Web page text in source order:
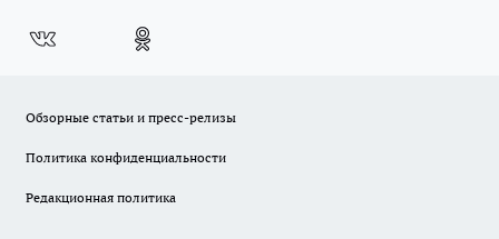
Обзорные статьи и пресс-релизы
Политика конфиденциальности
Редакционная политика